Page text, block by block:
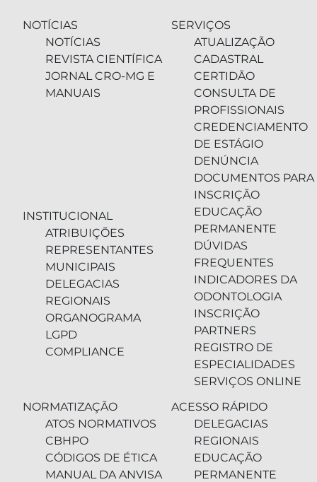
NOTÍCIAS
NOTÍCIAS
REVISTA CIENTÍFICA
JORNAL CRO-MG E
MANUAIS
INSTITUCIONAL
ATRIBUIÇÕES
REPRESENTANTES
MUNICIPAIS
DELEGACIAS
REGIONAIS
ORGANOGRAMA
LGPD
COMPLIANCE
SERVIÇOS
ATUALIZAÇÃO
CADASTRAL
CERTIDÃO
CONSULTA DE
PROFISSIONAIS
CREDENCIAMENTO
DE ESTÁGIO
DENÚNCIA
DOCUMENTOS PARA
INSCRIÇÃO
EDUCAÇÃO
PERMANENTE
DÚVIDAS
FREQUENTES
INDICADORES DA
ODONTOLOGIA
INSCRIÇÃO
PARTNERS
REGISTRO DE
ESPECIALIDADES
SERVIÇOS ONLINE
NORMATIZAÇÃO
ATOS NORMATIVOS
CBHPO
CÓDIGOS DE ÉTICA
MANUAL DA ANVISA
ACESSO RÁPIDO
DELEGACIAS
REGIONAIS
EDUCAÇÃO
PERMANENTE